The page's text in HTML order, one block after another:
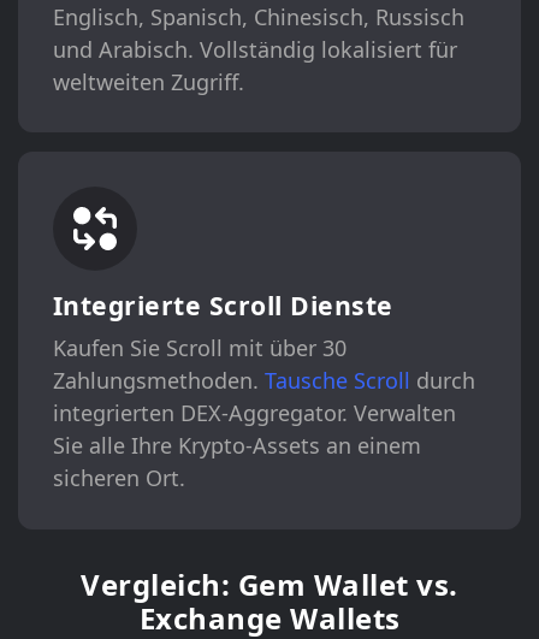
Englisch, Spanisch, Chinesisch, Russisch
und Arabisch. Vollständig lokalisiert für
weltweiten Zugriff.
Integrierte Scroll Dienste
Kaufen Sie Scroll mit über 30
Zahlungsmethoden. Tausche Scroll durch
integrierten DEX-Aggregator. Verwalten
Sie alle Ihre Krypto-Assets an einem
sicheren Ort.
Vergleich: Gem Wallet vs.
Exchange Wallets